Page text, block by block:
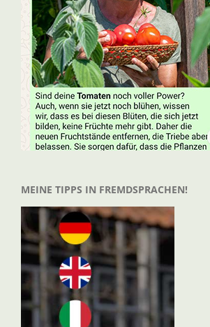
MEINE TIPPS IN FREMDSPRACHEN!